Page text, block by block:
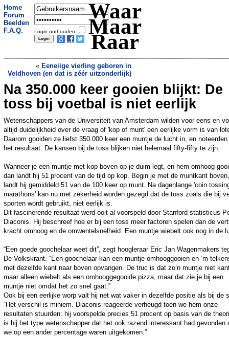
Home
Forum
Beelden
F.A.Q.
Login onthouden
Waar
Maar
Raar
« Eeneiige vierling geboren in
Veldhoven (en dat is zéér uitzonderlijk)
Beroemde rotsboog in Malta stort in
nadat toerist eraf springt: jetskiër
verpletterd door stenen en komt om het
leven»
Na 350.000 keer gooien blijkt: De
toss bij voetbal is niet eerlijk
Wetenschappers van de Universiteit van Amsterdam wilden voor eens en
altijd duidelijkheid over de vraag of 'kop of munt' een eerlijke vorm is van
Daarom gooiden ze liefst 350.000 keer een muntje de lucht in, en
het resultaat. De kansen bij de toss blijken niet helemaal fifty-fifty te zijn.
Wanneer je een muntje met kop boven op je duim legt, en hem omhoog
dan landt hij 51 procent van de tijd op kop. Begin je met de muntkant
landt hij gemiddeld 51 van de 100 keer op munt. Na dagenlange 'coin
marathons' kan nu met zekerheid worden gezegd dat de toss zoals die bij
sporten wordt gebruikt, niet eerlijk is.
Dit fascinerende resultaat werd ooit al voorspeld door Stanford-statisticus
Diaconis. Hij beschreef hoe er bij een toss meer factoren spelen dan de
kracht omhoog en de omwentelsnelheid. Een muntje wiebelt ook nog in de
“Een goede goochelaar weet dit”, zegt hoogleraar Eric Jan Wagenmakers
De Volkskrant. “Een goochelaar kan een muntje omhooggooien en ’m
met dezelfde kant naar boven opvangen. De truc is dat zo’n muntje niet
maar alleen wiebelt als een omhooggegooide pizza, maar dat zie je bij een
muntje niet omdat het zo snel gaat.”
Ook bij een eerlijke worp valt hij net wat vaker in dezelfde positie als bij de
“Het verschil is miniem. Diaconis reageerde verheugd toen we hem onze
resultaten stuurden: hij voorspelde precies 51 procent op basis van de
is hij het type wetenschapper dat het ook razend interessant had gevonden
we op een ander percentage waren uitgekomen.”